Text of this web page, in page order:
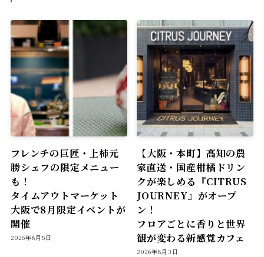
フレンチの巨匠・上柿元
勝シェフの限定メニュー
も！
タイムアウトマーケット
大阪で8月限定イベントが
開催
2026年8月5日
【大阪・本町】高知の農
家直送・国産柑橘ドリン
クが楽しめる『CITRUS
JOURNEY』がオープ
ン！
フロアごとに香りと世界
観が変わる新感覚カフェ
2026年8月3日